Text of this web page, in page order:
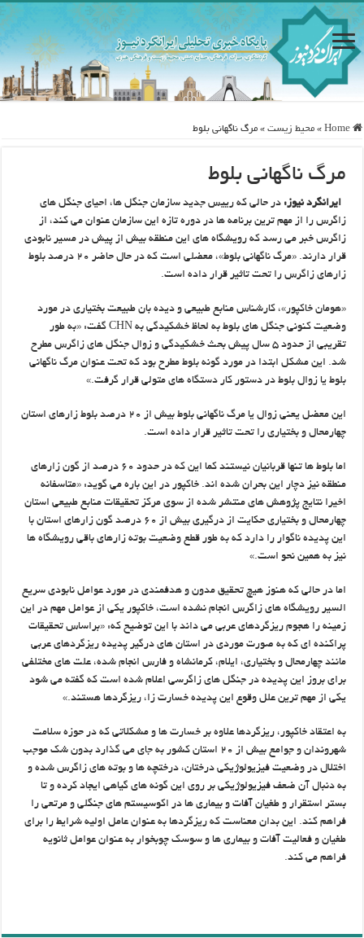
Home
» محيط زيست » مرگ ناگهاني بلوط
مرگ ناگهاني بلوط
ایرانگرد نیوز:در حالي که رييس جديد سازمان جنگل ها، احياي جنگل هاي
زاگرس را از مهم ترين برنامه ها در دوره تازه اين سازمان عنوان مي کند، از
زاگرس خبر مي رسد که رويشگاه هاي اين منطقه بيش از پيش در مسير نابودي
قرار دارند. «مرگ ناگهاني بلوط»، معضلي است که در حال حاضر ۲۰ درصد بلوط
زارهاي زاگرس را تحت تاثير قرار داده است.
«هومان خاکپور»، کارشناس منابع طبيعي و ديده بان طبيعت بختياري در مورد
وضعيت کنوني جنگل هاي بلوط به لحاظ خشکيدگي به CHN گفت: «به طور
تقريبي از حدود 5 سال پيش بحث خشکيدگي و زوال جنگل هاي زاگرس مطرح
شد. اين مشکل ابتدا در مورد گونه بلوط مطرح بود که تحت عنوان مرگ ناگهاني
بلوط يا زوال بلوط در دستور کار دستگاه هاي متولي قرار گرفت.»
اين معضل يعني زوال يا مرگ ناگهاني بلوط بيش از ۲۰ درصد بلوط زارهاي استان
چهارمحال و بختياري را تحت تاثير قرار داده است.
اما بلوط ها تنها قربانيان نيستند کما اين که در حدود ۶۰ درصد از گون زارهاي
منطقه نيز دچار اين بحران شده اند. خاکپور در اين باره مي گويد: «متاسفانه
اخيرا نتايج پژوهش هاي منتشر شده از سوي مرکز تحقيقات منابع طبيعي استان
چهارمحال و بختياري حکايت از درگيري بيش از ۶۰ درصد گون زارهاي استان با
اين پديده ناگوار را دارد که به طور قطع وضعيت بوته زارهاي باقي رويشگاه ها
نيز به همين نحو است.»
اما در حالي که هنوز هيچ تحقيق مدون و هدفمندي در مورد عوامل نابودي سريع
السير رويشگاه هاي زاگرس انجام نشده است، خاکپور يکي از عوامل مهم در اين
زمينه را هجوم ريزگردهاي عربي مي داند با اين توضيح که: «براساس تحقيقات
پراکنده اي که به صورت موردي در استان هاي درگير پديده ريزگردهاي عربي
مانند چهارمحال و بختياري، ايلام، کرمانشاه و فارس انجام شده، علت هاي مختلفي
براي بروز اين پديده در جنگل هاي زاگرسي اعلام شده است که گفته مي شود
يکي از مهم ترين علل وقوع اين پديده خسارت زا، ريزگردها هستند.»
به اعتقاد خاکپور، ريزگردها علاوه بر خسارت ها و مشکلاتي که در حوزه سلامت
شهروندان و جوامع بيش از ۲۰ استان کشور به جاي مي گذارد بدون شک موجب
اختلال در وضعيت فيزيولوژيکي درختان، درختچه ها و بوته هاي زاگرس شده و
به دنبال آن ضعف فيزيولوژيکي بر روي اين گونه هاي گياهي ايجاد کرده و تا
بستر استقرار و طغيان آفات و بيماري ها در اکوسيستم هاي جنگلي و مرتعي را
فراهم کند. اين بدان معناست که ريزگردها به عنوان عامل اوليه شرايط را براي
طغيان و فعاليت آفات و بيماري ها و سوسک چوبخوار به عنوان عوامل ثانويه
فراهم مي کند.